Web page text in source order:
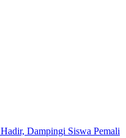
Dampingi Siswa Pemali